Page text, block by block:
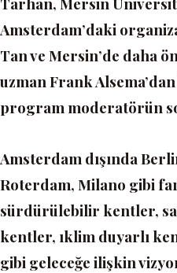
Amsterdam’daki
Tan ve Mersin’de daha
uzman Frank
program moderatörün
Amsterdam dışında
Roterdam, Milano gibi
sürdürülebilir kentler,
kentler, ıklim duyarlı
gibi geleceğe ilişkin